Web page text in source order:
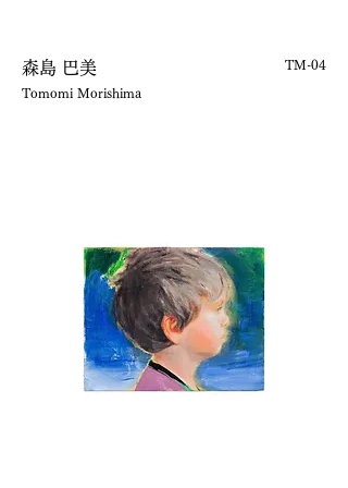
森島 巴美 TM-04
Tomomi Morishima